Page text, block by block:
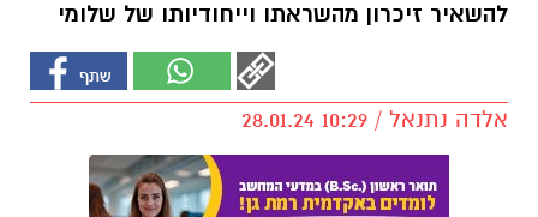
להשאיר זיכרון מהשראתו וייחודיותו של שלומי
אלדה נתנאל / 10:29 28.01.24